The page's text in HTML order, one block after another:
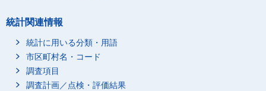
統計関連情報
統計に用いる分類・用語
市区町村名・コード
調査項目
調査計画／点検・評価結果